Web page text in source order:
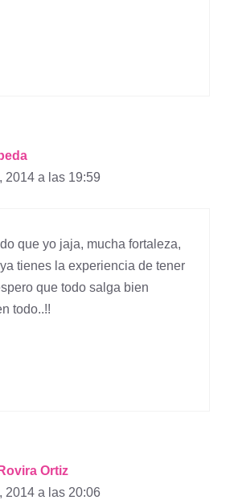
2014 a las 19:59
que yo jaja, mucha fortaleza,
tienes la experiencia de tener
que todo salga bien
todo..!!
Ortiz
2014 a las 20:06